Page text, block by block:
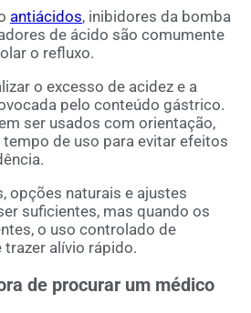
antiácidos, inibidores da bomba
de ácido são comumente
o refluxo.
o excesso de acidez e a
pelo conteúdo gástrico.
ser usados com orientação,
de uso para evitar efeitos
opções naturais e ajustes
suficientes, mas quando os
o uso controlado de
alívio rápido.
de procurar um médico